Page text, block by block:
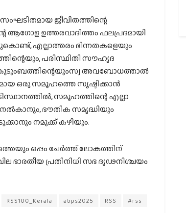
ജീവിതത്തിന്റെ
ആഗോള ഉത്തരവാദിത്തം ഫലപ്രദമായി
എല്ലാത്തരം ഭിന്നതകളെയും
പരിസ്ഥിതി സൗഹൃദ
കുടുംബത്തിന്റെയുംസ്വ അവബോധത്താൽ
ഒരു സമൂഹത്തെ സൃഷ്ടിക്കാൻ
സമൂഹത്തിന്റെ എല്ലാ
നൽകാനും, ഭൗതിക സമൃദ്ധിയും
നമുക്ക് കഴിയും.
ഒപ്പം ചേർത്ത് ലോകത്തിന്
ഭാരതീയ പ്രതിനിധി സഭ ദൃഢനിശ്ചയം
RSS100_Kerala abps2025 RSS #rss